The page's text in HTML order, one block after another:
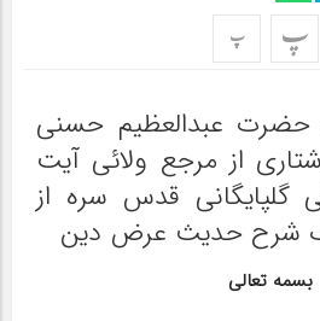
پ پ
حضرت عبدالعظیم حسنی
از مرجع ولائی آیت
گلپایگانی قدس سره از
شرح حدیث عرض دین
بسمه تعالی